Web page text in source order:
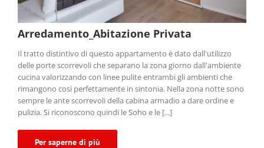
Arredamento_Abitazione Privata
Il tratto distintivo di questo appartamento è dato dall'utilizzo
delle porte scorrevoli che separano la zona giorno dall'ambiente
cucina valorizzando con linee pulite entrambi gli ambienti che
rimangono così perfettamente in sintonia. Nella zona notte sono
sempre le ante scorrevoli della cabina armadio a dare ordine e
pulizia. Si riconoscono quindi le Soho e le [...]
Per saperne di più